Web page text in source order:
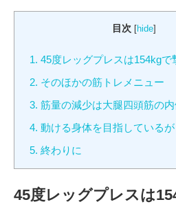
目次 hide
1. 45度レッグプレスは154kgで
2. そのほかの筋トレメニュー
3. 筋量の減少は大腿四頭筋の
4. 動ける身体を目指しているが
5. 終わりに
45度レッグプレスは